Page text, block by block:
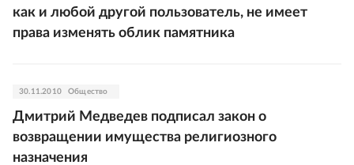
как и любой другой пользователь, не имеет
права изменять облик памятника
30.11.2010 Общество
Дмитрий Медведев подписал закон о
возвращении имущества религиозного
назначения